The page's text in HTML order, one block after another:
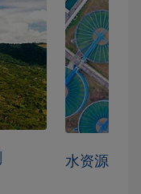
水资源管